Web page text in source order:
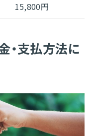
15,800円
・支払方法に